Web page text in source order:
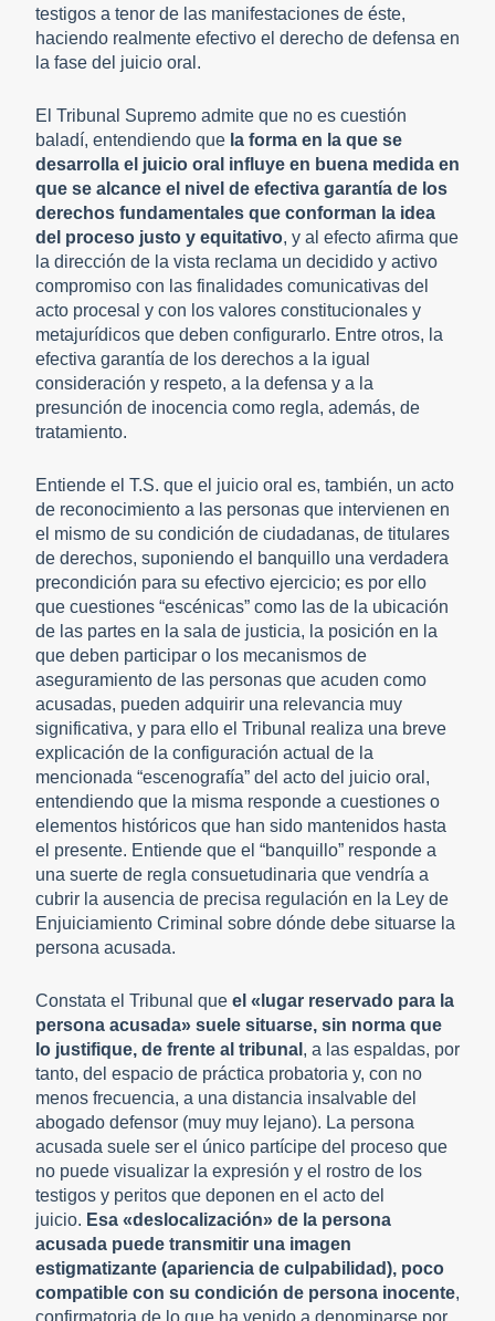
testigos a tenor de las manifestaciones de éste,
haciendo realmente efectivo el derecho de defensa en
la fase del juicio oral.
El Tribunal Supremo admite que no es cuestión
baladí, entendiendo que la forma en la que se
desarrolla el juicio oral influye en buena medida en
que se alcance el nivel de efectiva garantía de los
derechos fundamentales que conforman la idea
del proceso justo y equitativo, y al efecto afirma que
la dirección de la vista reclama un decidido y activo
compromiso con las finalidades comunicativas del
acto procesal y con los valores constitucionales y
metajurídicos que deben configurarlo. Entre otros, la
efectiva garantía de los derechos a la igual
consideración y respeto, a la defensa y a la
presunción de inocencia como regla, además, de
tratamiento.
Entiende el T.S. que el juicio oral es, también, un acto
de reconocimiento a las personas que intervienen en
el mismo de su condición de ciudadanas, de titulares
de derechos, suponiendo el banquillo una verdadera
precondición para su efectivo ejercicio; es por ello
que cuestiones “escénicas” como las de la ubicación
de las partes en la sala de justicia, la posición en la
que deben participar o los mecanismos de
aseguramiento de las personas que acuden como
acusadas, pueden adquirir una relevancia muy
significativa, y para ello el Tribunal realiza una breve
explicación de la configuración actual de la
mencionada “escenografía” del acto del juicio oral,
entendiendo que la misma responde a cuestiones o
elementos históricos que han sido mantenidos hasta
el presente. Entiende que el “banquillo” responde a
una suerte de regla consuetudinaria que vendría a
cubrir la ausencia de precisa regulación en la Ley de
Enjuiciamiento Criminal sobre dónde debe situarse la
persona acusada.
Constata el Tribunal que el «lugar reservado para la
persona acusada» suele situarse, sin norma que
lo justifique, de frente al tribunal , a las espaldas, por
tanto, del espacio de práctica probatoria y, con no
menos frecuencia, a una distancia insalvable del
abogado defensor (muy muy lejano). La persona
acusada suele ser el único partícipe del proceso que
no puede visualizar la expresión y el rostro de los
testigos y peritos que deponen en el acto del
juicio. Esa «deslocalización» de la persona
acusada puede transmitir una imagen
estigmatizante (apariencia de culpabilidad), poco
compatible con su condición de persona inocente,
confirmatoria de lo que ha venido a denominarse por